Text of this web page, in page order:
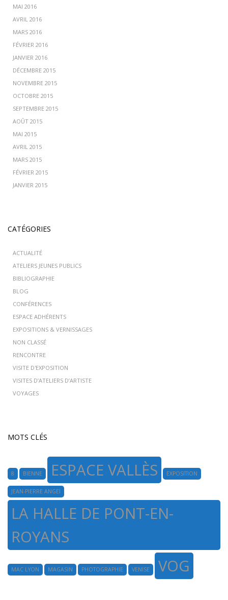
MAI 2016
AVRIL 2016
MARS 2016
FÉVRIER 2016
JANVIER 2016
DÉCEMBRE 2015
NOVEMBRE 2015
OCTOBRE 2015
SEPTEMBRE 2015
AOÛT 2015
MAI 2015
AVRIL 2015
MARS 2015
FÉVRIER 2015
JANVIER 2015
CATÉGORIES
ACTUALITÉ
ATELIERS JEUNES PUBLICS
BIBLIOGRAPHIE
BLOG
CONFÉRENCES
ESPACE ADHÉRENTS
EXPOSITIONS & VERNISSAGES
NON CLASSÉ
RENCONTRE
VISITE D'EXPOSITION
VISITES D’ATELIERS D’ARTISTE
VOYAGES
MOTS CLÉS
8 BIENNE ESPACE VALLÈS EXPOSITION
JEAN-PIERRE ANGEI
LA HALLE DE PONT-EN-
ROYANS
MAC LYON MAGASIN PHOTOGRAPHIE VENISE VOG